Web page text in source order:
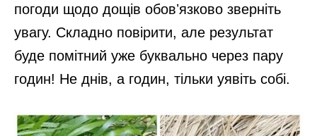
погоди щодо дощів обовʼязково зверніть
увагу. Складно повірити, але результат
буде помітний уже буквально через пару
годин! Не днів, а годин, тільки уявіть собі.